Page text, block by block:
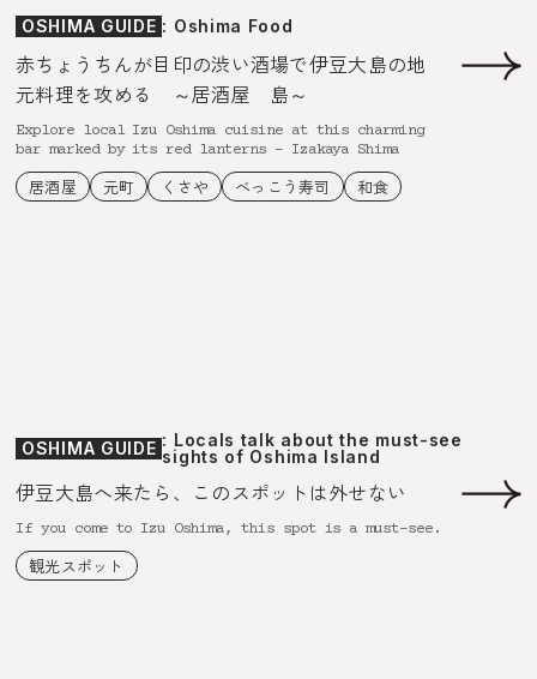
OSHIMA GUIDE : Oshima Food
赤ちょうちんが目印の渋い酒場で伊豆大島の地
元料理を攻める ～居酒屋 島～
Explore local Izu Oshima cuisine at this charming
bar marked by its red lanterns – Izakaya Shima
居酒屋 元町 くさや べっこう寿司 和食
OSHIMA GUIDE : Locals talk about the must-see
sights of Oshima Island
伊豆大島へ来たら、このスポットは外せない
If you come to Izu Oshima, this spot is a must-see.
観光スポット